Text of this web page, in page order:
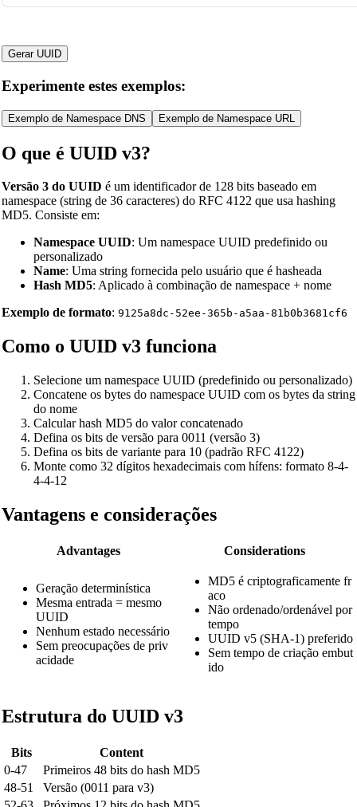
Gerar UUID
Experimente estes exemplos:
Exemplo de Namespace DNS Exemplo de Namespace URL
O que é UUID v3?
Versão 3 do UUID é um identificador de 128 bits baseado em
namespace (string de 36 caracteres) do RFC 4122 que usa hashing
MD5. Consiste em:
Namespace UUID: Um namespace UUID predefinido ou
personalizado
Name: Uma string fornecida pelo usuário que é hasheada
Hash MD5: Aplicado à combinação de namespace + nome
Exemplo de formato: 9125a8dc-52ee-365b-a5aa-81b0b3681cf6
Como o UUID v3 funciona
Selecione um namespace UUID (predefinido ou personalizado)
Concatene os bytes do namespace UUID com os bytes da string
do nome
Calcular hash MD5 do valor concatenado
Defina os bits de versão para 0011 (versão 3)
Defina os bits de variante para 10 (padrão RFC 4122)
Monte como 32 dígitos hexadecimais com hífens: formato 8-4-
4-4-12
Vantagens e considerações
Advantages Considerations
Geração determinística
Mesma entrada = mesmo
UUID
Nenhum estado necessário
Sem preocupações de priv
acidade
MD5 é criptograficamente fr
aco
Não ordenado/ordenável por
tempo
UUID v5 (SHA-1) preferido
Sem tempo de criação embut
ido
Estrutura do UUID v3
Bits
Content
0-47
Primeiros 48 bits do hash MD5
48-51
Versão (0011 para v3)